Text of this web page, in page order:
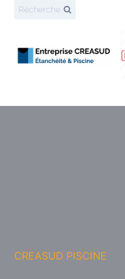
AllerRecherche
CREASUD PISCINE